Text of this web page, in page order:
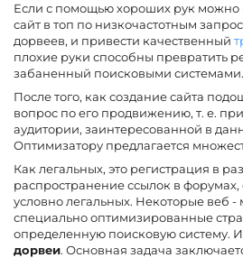
Если с помощью хороших рук можно
сайт в топ по низкочастотным
дорвеев, и привести качественный
плохие руки способны превратить
забаненный поисковыми системами.
После того, как создание сайта
вопрос по его продвижению, т. е.
аудитории, заинтересованной в
Оптимизатору предлагается
Как легальных, это регистрация в
распространение ссылок в форумах,
условно легальных. Некоторые веб -
специально оптимизированные
определенную поисковую систему.
дорвеи. Основная задача